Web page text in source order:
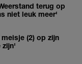
terug op
niet leuk meer'
(2) op zijn
zijn'